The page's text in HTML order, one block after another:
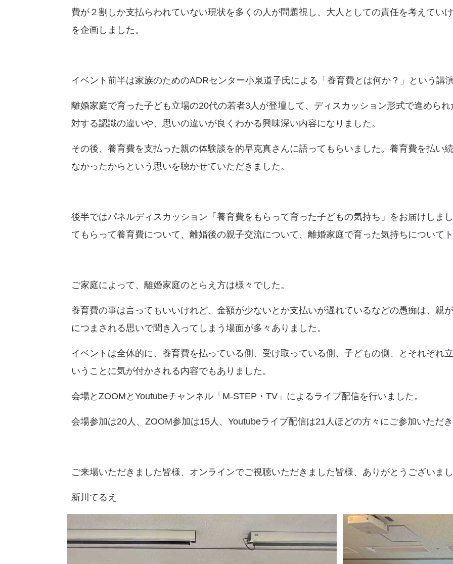
費が２割しか支払らわれていない現状を多くの人が問題視し、大人としての責任を考えてい
を企画しました。
イベント前半は家族のためのADRセンター小泉道子氏による「養育費とは何か？」という講
離婚家庭で育った子ども立場の20代の若者3人が登壇して、ディスカッション形式で進めら
対する認識の違いや、思いの違いが良くわかる興味深い内容になりました。
その後、養育費を支払った親の体験談を的早克真さんに語ってもらいました。養育費を払い
なかったからという思いを聴かせていただきました。
後半ではパネルディスカッション「養育費をもらって育った子どもの気持ち」をお届けしま
てもらって養育費について、離婚後の親子交流について、離婚家庭で育った気持ちについて
ご家庭によって、離婚家庭のとらえ方は様々でした。
養育費の事は言ってもいいけれど、金額が少ないとか支払いが遅れているなどの愚痴は、親
につまされる思いで聞き入ってしまう場面が多々ありました。
イベントは全体的に、養育費を払っている側、受け取っている側、子どもの側、とそれぞれ
いうことに気が付かされる内容でもありました。
会場とZOOMとYoutubeチャンネル「M-STEP・TV」によるライブ配信を行いました。
会場参加は20人、ZOOM参加は15人、Youtubeライブ配信は21人ほどの方々にご参加いただ
ご来場いただきました皆様、オンラインでご視聴いただきました皆様、ありがとうございま
新川てるえ